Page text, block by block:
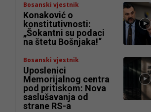
Bosanski vjestnik
Konaković o
konstitutivnosti:
„Šokantni su podaci
na štetu Bošnjaka!“
Bosanski vjestnik
Uposlenici
Memorijalnog centra
pod pritiskom: Nova
saslušavanja od
strane RS-a